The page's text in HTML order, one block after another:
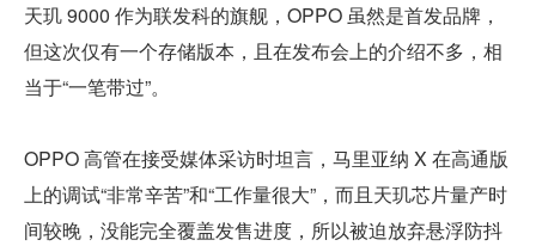
天玑 9000 作为联发科的旗舰，OPPO 虽然是首发品牌，
但这次仅有一个存储版本，且在发布会上的介绍不多，相
当于“一笔带过”。
OPPO 高管在接受媒体采访时坦言，马里亚纳 X 在高通版
上的调试“非常辛苦”和“工作量很大”，而且天玑芯片量产时
间较晚，没能完全覆盖发售进度，所以被迫放弃悬浮防抖